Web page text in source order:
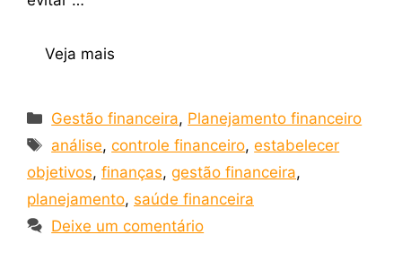
Veja mais
Gestão financeira, Planejamento financeiro
análise,controle financeiro,estabelecer
objetivos, finanças, gestão financeira,
planejamento, saúde financeira
Deixe um comentário